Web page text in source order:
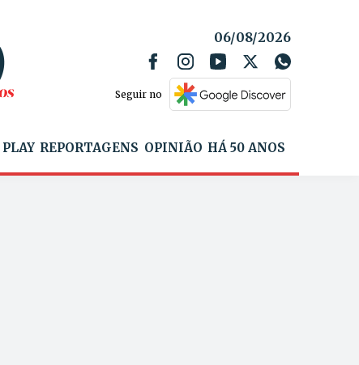
06/08/2026
Seguir no
REPORTAGENS OPINIÃO HÁ 50 ANOS